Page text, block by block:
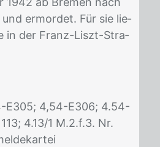
er­mor­det. Für sie lie­
in der Franz-Liszt-Stra­
E305; 4,54-E306; 4.54-
4.13/​1 M.2.f.3. Nr.